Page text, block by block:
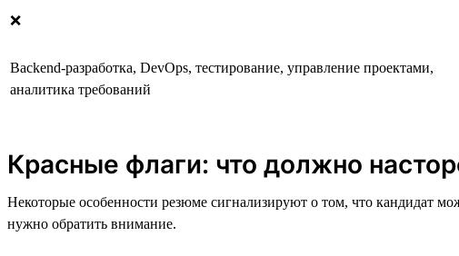
❌
Backend-разработка, DevOps, тестирование, управление проектами,
аналитика требований
Красные флаги: что должно
Некоторые особенности резюме сигнализируют о том, что кандидат
нужно обратить внимание.